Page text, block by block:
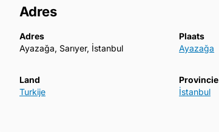
Adres
Adres
Ayazağa, Sarıyer, İstanbul
Plaats
Ayazağa
Land
Turkije
Provincie
İstanbul